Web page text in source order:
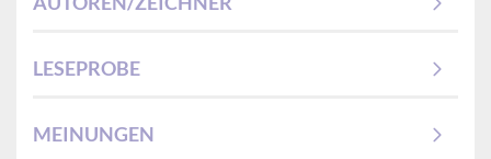
LESEPROBE
MEINUNGEN